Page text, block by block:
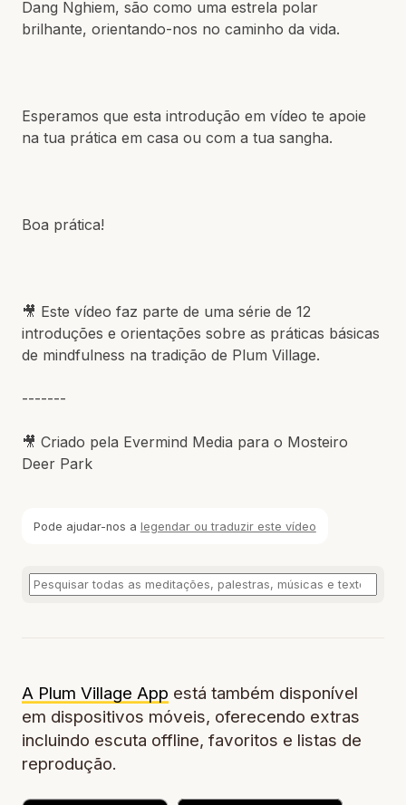
Dang Nghiem, são como uma estrela polar
brilhante, orientando-nos no caminho da vida.
Esperamos que esta introdução em vídeo te apoie
na tua prática em casa ou com a tua sangha.
Boa prática!
🎥 Este vídeo faz parte de uma série de 12
introduções e orientações sobre as práticas básicas
de mindfulness na tradição de Plum Village.
-------
🎥 Criado pela Evermind Media para o Mosteiro
Deer Park
Pode ajudar-nos a legendar ou traduzir este vídeo
A Plum Village App está também disponível
em dispositivos móveis, oferecendo extras
incluindo escuta offline, favoritos e listas de
reprodução.